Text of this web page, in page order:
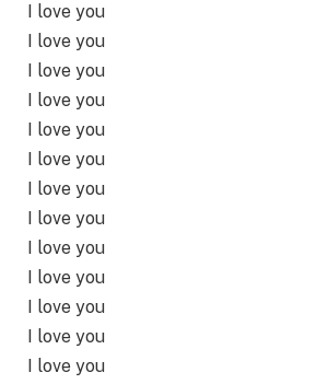
I love you
I love you
I love you
I love you
I love you
I love you
I love you
I love you
I love you
I love you
I love you
I love you
I love you